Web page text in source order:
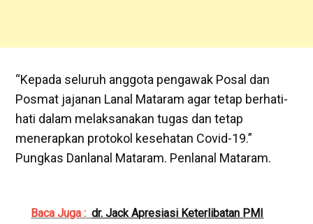
“Kepada seluruh anggota pengawak Posal dan
Posmat jajanan Lanal Mataram agar tetap berhati-
hati dalam melaksanakan tugas dan tetap
menerapkan protokol kesehatan Covid-19.”
Pungkas Danlanal Mataram. Penlanal Mataram.
Baca Juga : dr. Jack Apresiasi Keterlibatan PMI